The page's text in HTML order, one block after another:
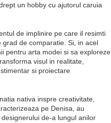
un hobby cu ajutorul caruia
de implinire pe care il resimti
de comparatie. Si, in acel
pentru arta modei si sa exploreze
visul in realitate,
si proiectare
nativa inspre creativitate,
pe Denisa, au
de-a lungul anilor